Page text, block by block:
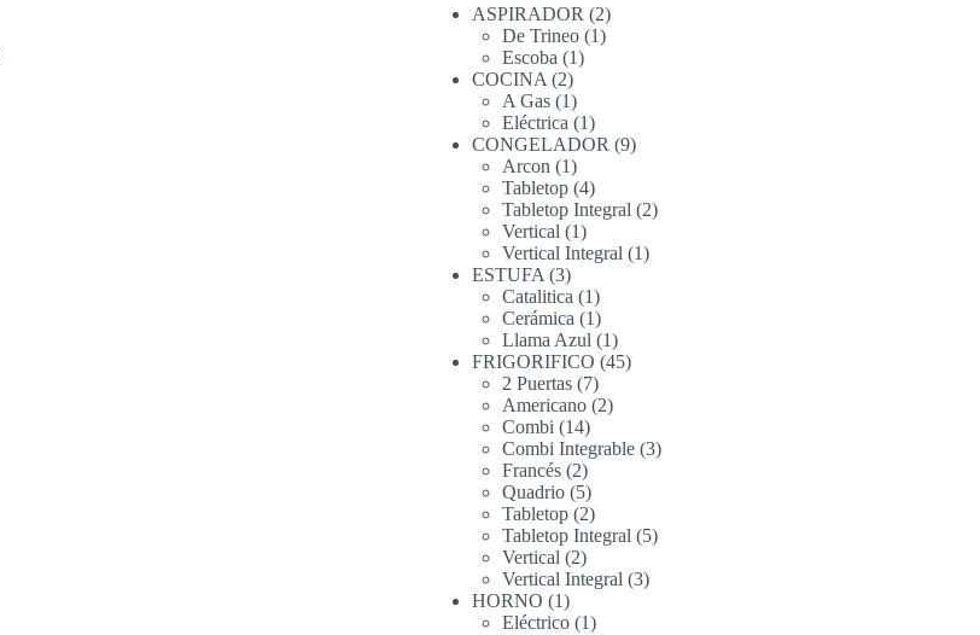
ASPIRADOR 22
productos
De Trineo 11
Escoba 11
COCINA 22
productos
A Gas 11
producto
Eléctrica 11
producto
CONGELADOR 99
Arcon 11
producto
Tabletop 44
productos
Tabletop Integral 22
Vertical 11
producto
Vertical Integral 11
ESTUFA 33
productos
Catalitica 11
producto
Cerámica 11
producto
Llama Azul 11
producto
FRIGORIFICO 4545
2 Puertas 77
productos
Americano 22
Combi 1414
productos
Combi Integrable 33
Francés 22
productos
Quadrio 55
productos
Tabletop 22
productos
Tabletop Integral 55
Vertical 22
productos
Vertical Integral 33
HORNO 11
producto
Eléctrico 11